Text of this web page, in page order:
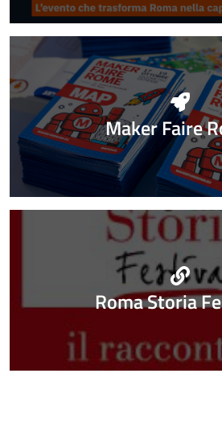
Maker Faire
Roma Storia